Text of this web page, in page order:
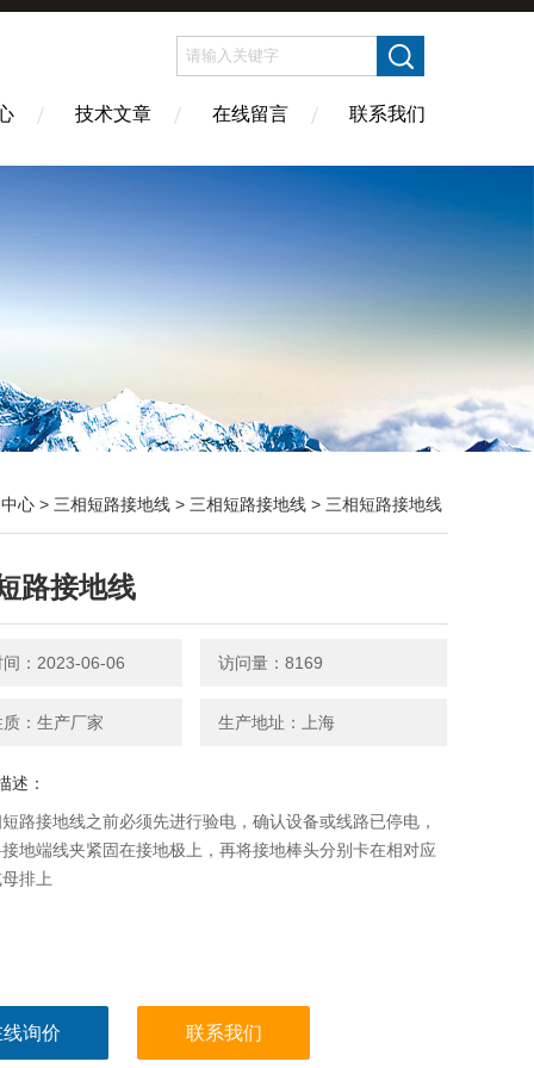
技术文章 在线留言 联系我们
心 > 三相短路接地线 > 三相短路接地线 > 三相短路接地线
路接地线
间：2023-06-06 访问量：8169
质：生产厂家 生产地址：上海
述：
路接地线之前必须先进行验电，确认设备或线路已停电，
地端线夹紧固在接地极上，再将接地棒头分别卡在相对应
排上
询价 联系我们